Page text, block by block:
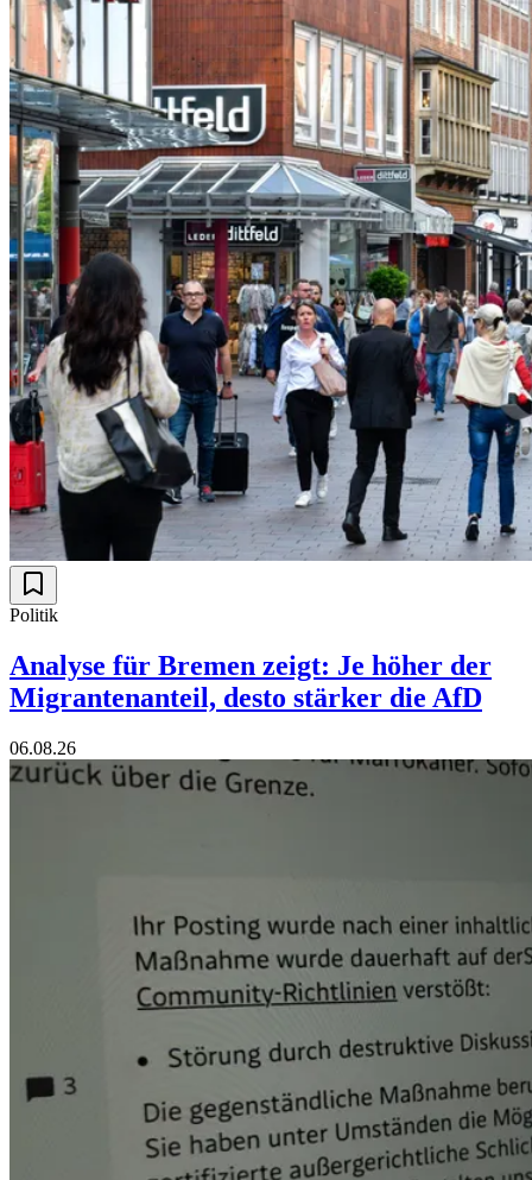
Politik
Analyse für Bremen zeigt: Je höher der
Migrantenanteil, desto stärker die AfD
06.08.26